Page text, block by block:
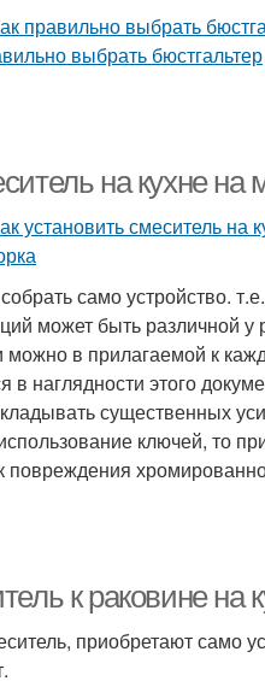
на кухне
само устройство.
может быть различной
можно в прилагаемой к
в наглядности этого
существенных
ключей, то
повреждения
к раковине
приобретают само